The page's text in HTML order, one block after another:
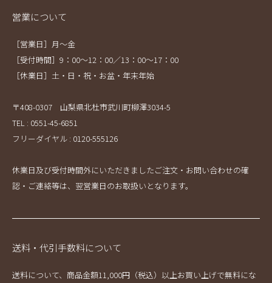
営業について
［営業日］月～金
［受付時間］9：00～12：00／13：00～17：00
［休業日］土・日・祝・お盆・年末年始
〒408-0307 山梨県北杜市武川町柳澤3034-5
TEL : 0551-45-6851
フリーダイヤル : 0120-555126
休業日及び受付時間外にいただきましたご注文・お問い合わせの確
認・ご連絡等は、翌営業日のお取扱いとなります。
送料・代引手数料について
送料について、商品金額11,000円（税込）以上お買い上げで無料にな